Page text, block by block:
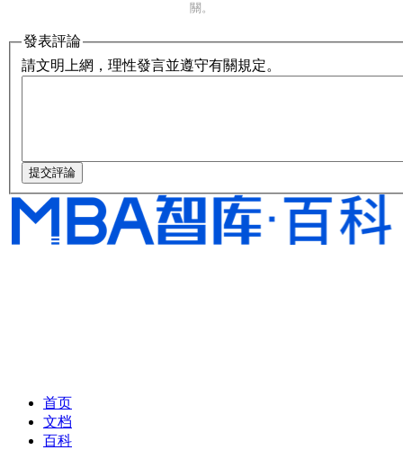
關。
發表評論
請文明上網，理性發言並遵守有關規定。
首页
文档
百科